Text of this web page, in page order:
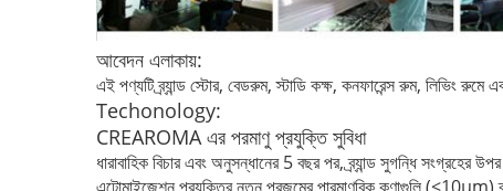
আবেদন এলাকায়:
এই পণ্যটি ব্র্যান্ড স্টোর, বেডরুম, স্টাডি কক্ষ, কনফারেন্স রুম, লিভিং রুমে
Techonology:
CREAROMA এর পরমাণু প্রযুক্তি সুবিধা
ধারাবাহিক বিচার এবং অনুসন্ধানের 5 বছর পর, ব্র্যান্ড সুগন্ধি সংগ্রহের